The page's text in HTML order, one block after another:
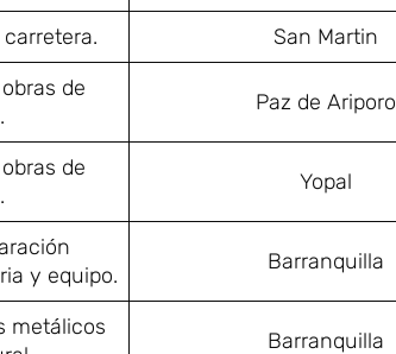
San Martin
de
Paz de Ariporo
de
Yopal
y equipo.
Barranquilla
metálicos
Barranquilla